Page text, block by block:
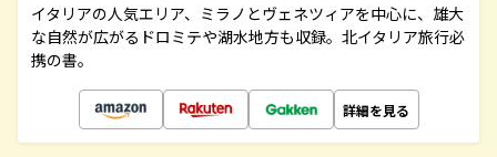
イタリアの人気エリア、ミラノとヴェネツィアを中心に、雄大
な自然が広がるドロミテや湖水地方も収録。北イタリア旅行必
携の書。
詳細を見る